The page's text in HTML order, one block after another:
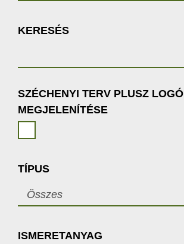
KAPCSOLAT
KERESÉS
SZÉCHENYI TERV PLUSZ LOGÓ
MEGJELENÍTÉSE
TÍPUS
Összes
ISMERETANYAG